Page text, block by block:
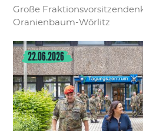
Große
Oranienbaum-Wörlitz
22.06.2026